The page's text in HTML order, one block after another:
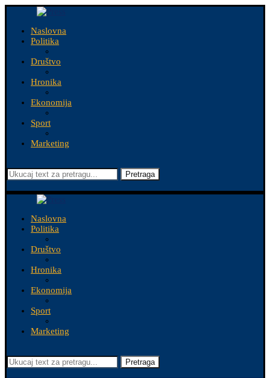
Naslovna
Politika
Društvo
Hronika
Ekonomija
Sport
Marketing
Pretraga
Naslovna
Politika
Društvo
Hronika
Ekonomija
Sport
Marketing
Pretraga